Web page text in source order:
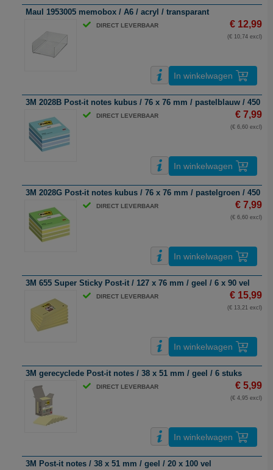
Maul 1953005 memobox / A6 / acryl / transparant
DIRECT LEVERBAAR € 12,99
(€ 10,74 excl)
In winkelwagen
3M 2028B Post-it notes kubus / 76 x 76 mm / pastelblauw / 450 vel
DIRECT LEVERBAAR € 7,99
(€ 6,60 excl)
In winkelwagen
3M 2028G Post-it notes kubus / 76 x 76 mm / pastelgroen / 450 vel
DIRECT LEVERBAAR € 7,99
(€ 6,60 excl)
In winkelwagen
3M 655 Super Sticky Post-it / 127 x 76 mm / geel / 6 x 90 vel
DIRECT LEVERBAAR € 15,99
(€ 13,21 excl)
In winkelwagen
3M gerecyclede Post-it notes / 38 x 51 mm / geel / 6 stuks
DIRECT LEVERBAAR € 5,99
(€ 4,95 excl)
In winkelwagen
3M Post-it notes / 38 x 51 mm / geel / 20 x 100 vel